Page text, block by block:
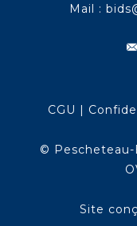
Mail :
CGU |
© Pescheteau-
Site